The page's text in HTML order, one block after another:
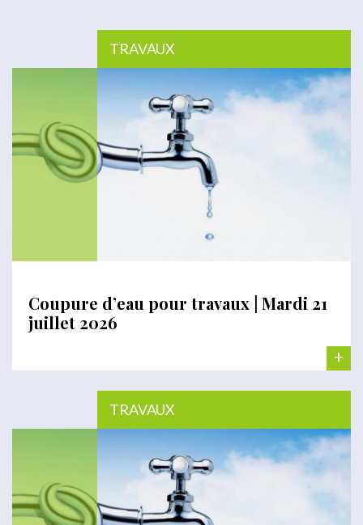
TRAVAUX
Coupure d’eau pour travaux | Mardi 21
juillet 2026
+
TRAVAUX